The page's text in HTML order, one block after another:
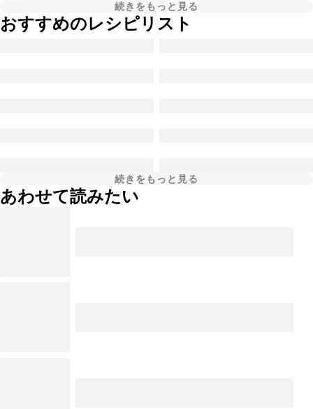
続きをもっと見る
おすすめのレシピリスト
続きをもっと見る
あわせて読みたい